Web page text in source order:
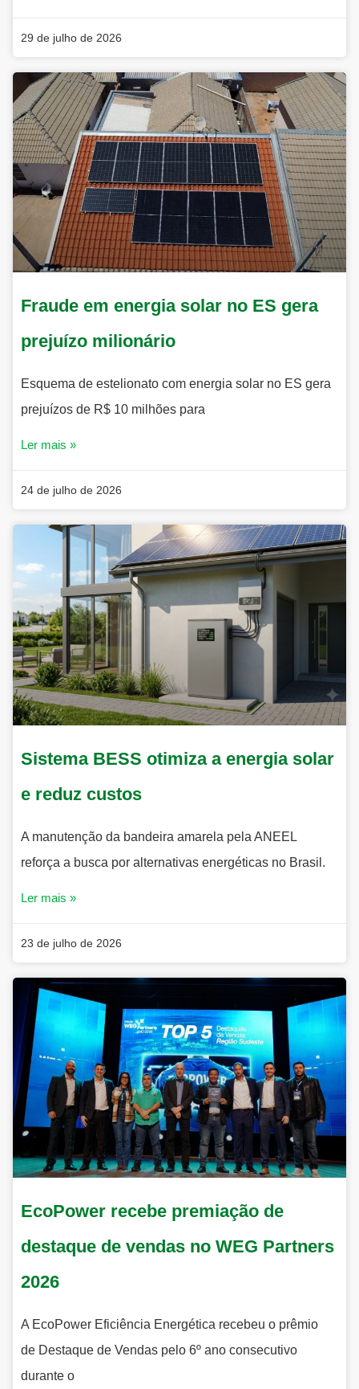
29 de julho de 2026
Fraude em energia solar no ES gera
prejuízo milionário
Esquema de estelionato com energia solar no ES gera
prejuízos de R$ 10 milhões para
Ler mais »
24 de julho de 2026
Sistema BESS otimiza a energia solar
e reduz custos
A manutenção da bandeira amarela pela ANEEL
reforça a busca por alternativas energéticas no Brasil.
Ler mais »
23 de julho de 2026
EcoPower recebe premiação de
destaque de vendas no WEG Partners
2026
A EcoPower Eficiência Energética recebeu o prêmio
de Destaque de Vendas pelo 6º ano consecutivo
durante o